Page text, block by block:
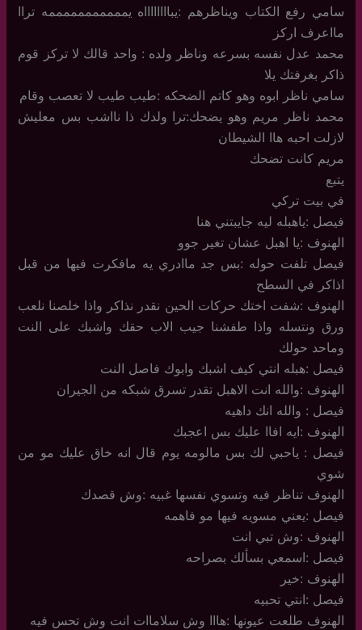
سامي رفع الكتاب ويناظرهم :يبااااااااه يمممممممممممه تراا
مااعرف اركز
محمد عدل نفسه بسرعه وناظر ولده : واحد قالك لا تركز قوم
ذاكر بغرفتك يلا
سامي ناظر ابوه وهو كاتم الضحكه :طيب طيب لا تعصب وقام
محمد ناظر مريم وهو يضحك:ترا ولدك ذا نااشب بس معليش
لازلت احبه هاا الشيطان
مريم كانت تضحك
يتبع
في بيت تركي
فيصل :ياهبله ليه جايبتني هنا
الهنوف :يا اهبل عشان تغير جوو
فيصل تلفت حوله :بس جد ماادري يه مافكرت فيها من قبل
اذاكر في السطح
الهنوف :شفت اختك حركات الحين نقدر نذاكر واذا خلصنا نلعب
ورق ونتسله واذا طفشنا جيب الاب حقك واشبك على النت
وماحد حولك
فيصل :هبله انتي كيف اشبك وابوك فاصل النت
الهنوف :والله انت الاهبل تقدر تسرق شبكه من الجيران
فيصل : والله انك داهيه
الهنوف :ايه افاا عليك بس اعجبك
فيصل : ياحبي لك بس مالومه يوم قال انه خاق عليك مو من
شوي
الهنوف تناظر فيه وتسوي نفسها غبيه :وش قصدك
فيصل :يعني مسويه فيها مو فاهمه
الهنوف :وش تبي انت
فيصل :اسمعي بسألك بصراحه
الهنوف :خير
فيصل :انتي تحبيه
الهنوف طلعت عيونها :هااا وش سلاماات انت وش تحس فيه